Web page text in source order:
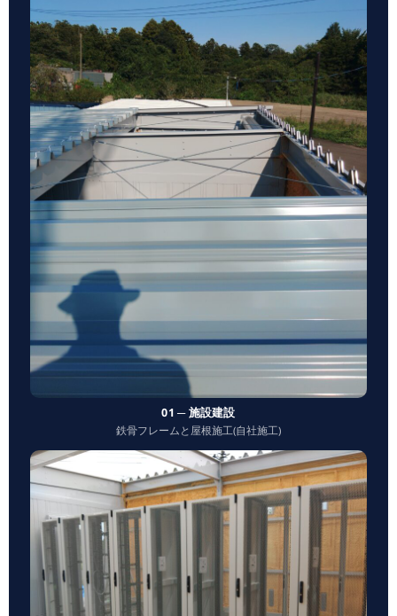
01 ─ 施設建設
鉄骨フレームと屋根施工(自社施工)